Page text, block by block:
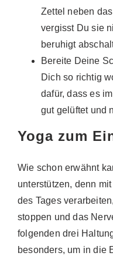
Zettel neben
vergisst Du sie
beruhigt
Bereite Deine
Dich so richtig
dafür, dass es
gut gelüftet und
Yoga zum
Wie schon erwähnt
unterstützen, denn
des Tages
stoppen und das
folgenden drei
besonders, um in die